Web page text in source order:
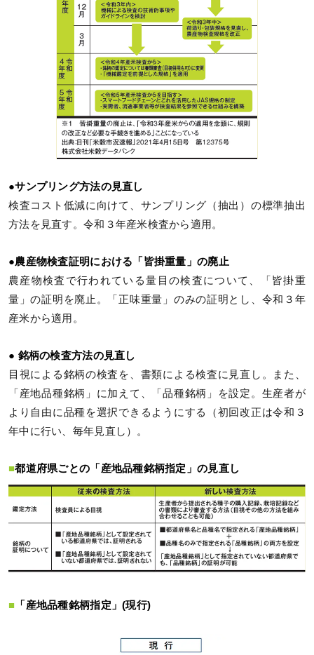
●サンプリング方法の見直し
検査コスト低減に向けて、サンプリング（抽出）の標準抽出
方法を見直す。令和３年産米検査から適用。
●農産物検査証明における「皆掛重量」の廃止
農産物検査で行われている量目の検査について、「皆掛重
量」の証明を廃止。「正味重量」のみの証明とし、令和３年
産米から適用。
● 銘柄の検査方法の見直し
目視による銘柄の検査を、書類による検査に見直し。また、
「産地品種銘柄」に加えて、「品種銘柄」を設定。生産者が
より自由に品種を選択できるようにする（初回改正は令和３
年中に行い、毎年見直し）。
■都道府県ごとの「産地品種銘柄指定」の見直し
■ 「産地品種銘柄指定」(現行)